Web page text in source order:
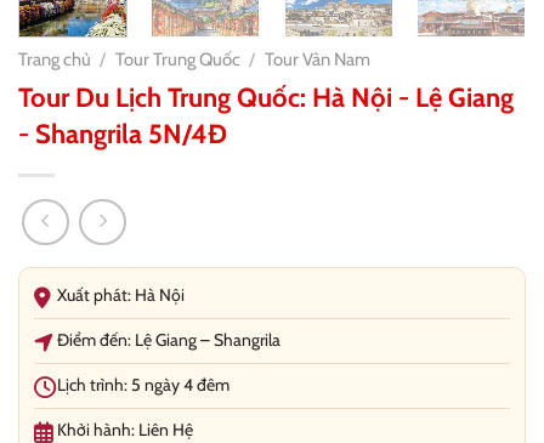
Trang chủ / Tour Trung Quốc / Tour Vân Nam
Tour Du Lịch Trung Quốc: Hà Nội - Lệ Giang
- Shangrila 5N/4Đ
Xuất phát: Hà Nội
Điểm đến: Lệ Giang – Shangrila
Lịch trình: 5 ngày 4 đêm
Khởi hành: Liên Hệ